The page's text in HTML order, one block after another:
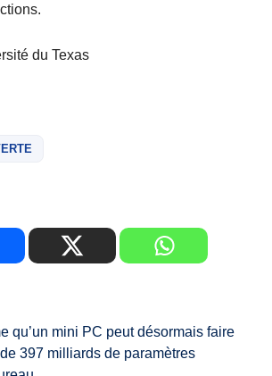
du Texas
qu’un mini PC peut désormais faire
397 milliards de paramètres